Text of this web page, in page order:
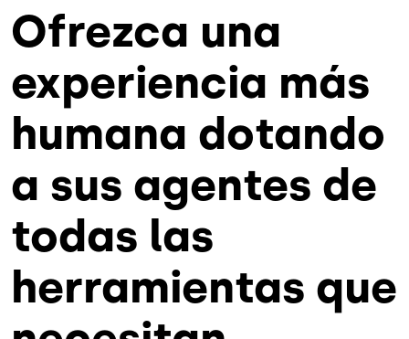
Ofrezca una
experiencia más
humana dotando
a sus agentes de
todas las
herramientas que